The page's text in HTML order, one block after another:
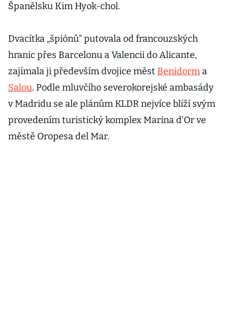
Španělsku Kim Hyok-chol.
Dvacítka „špiónů“ putovala od francouzských
hranic přes Barcelonu a Valencii do Alicante,
zajímala ji především dvojice měst Benidorm a
Salou. Podle mluvčího severokorejské ambasády
v Madridu se ale plánům KLDR nejvíce blíží svým
provedením turistický komplex Marina d'Or ve
městě Oropesa del Mar.